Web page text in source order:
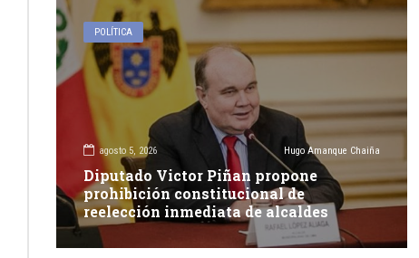
POLÍTICA
agosto 5, 2026 Hugo Amanque Chaiña
Diputado Victor Piñan propone
prohibición constitucional de
reelección inmediata de alcaldes